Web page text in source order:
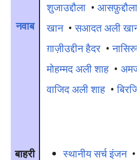
नवाब
शुजाउद्दौला • आसफ़ुद्दौला
खान•सआदत अली खान
ग़ाज़ीउद्दीन हैदर •
मोहम्मद अली शाह •
वाजिद अली शाह •
बाहरी
स्थानीय सर्च इंजन